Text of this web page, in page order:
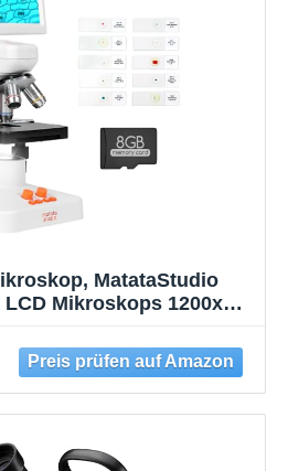
MatataStudio
LCD Mikroskops 1200x
Mikroskop-Kit
8G-Karte